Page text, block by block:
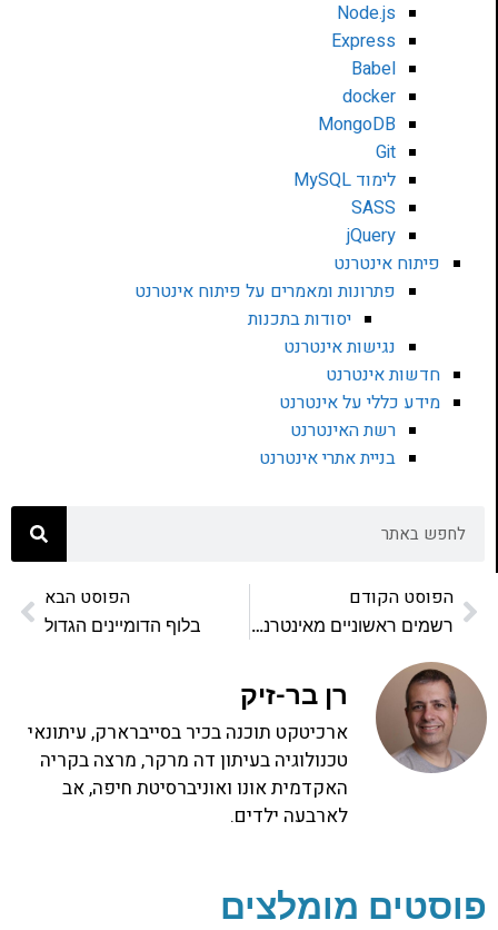
Node.js
Express
Babel
docker
MongoDB
Git
לימוד MySQL
SASS
jQuery
פיתוח אינטרנט
פתרונות ומאמרים על פיתוח אינטרנט
יסודות בתכנות
נגישות אינטרנט
חדשות אינטרנט
מידע כללי על אינטרנט
רשת האינטרנט
בניית אתרי אינטרנט
הפוסט הקודם
רשמים ראשוניים מאינטרנט אקספלורר 8
הפוסט הבא
בלוף הדומיינים הגדול
רן בר-זיק
ארכיטקט תוכנה בכיר בסייברארק, עיתונאי
טכנולוגיה בעיתון דה מרקר, מרצה בקריה
האקדמית אונו ואוניברסיטת חיפה, אב
לארבעה ילדים.
פוסטים מומלצים